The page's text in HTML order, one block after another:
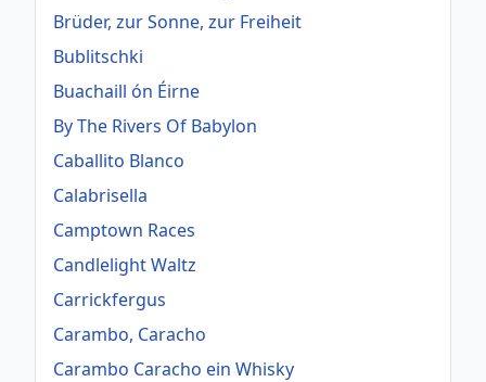
Brüder, zur Sonne, zur Freiheit
Bublitschki
Buachaill ón Éirne
By The Rivers Of Babylon
Caballito Blanco
Calabrisella
Camptown Races
Candlelight Waltz
Carrickfergus
Carambo, Caracho
Carambo Caracho ein Whisky